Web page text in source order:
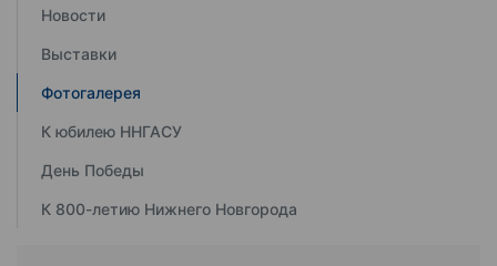
Новости
Выставки
Фотогалерея
К юбилею ННГАСУ
День Победы
К 800-летию Нижнего Новгорода